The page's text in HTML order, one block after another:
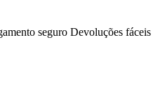
seguro Devoluções fáceis